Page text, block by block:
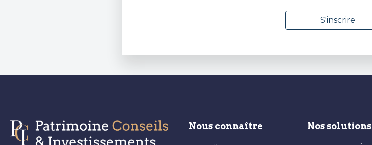
Nous connaître Nos solutions